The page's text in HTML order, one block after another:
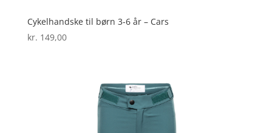
Cykelhandske til børn 3-6 år – Cars
kr. 149,00